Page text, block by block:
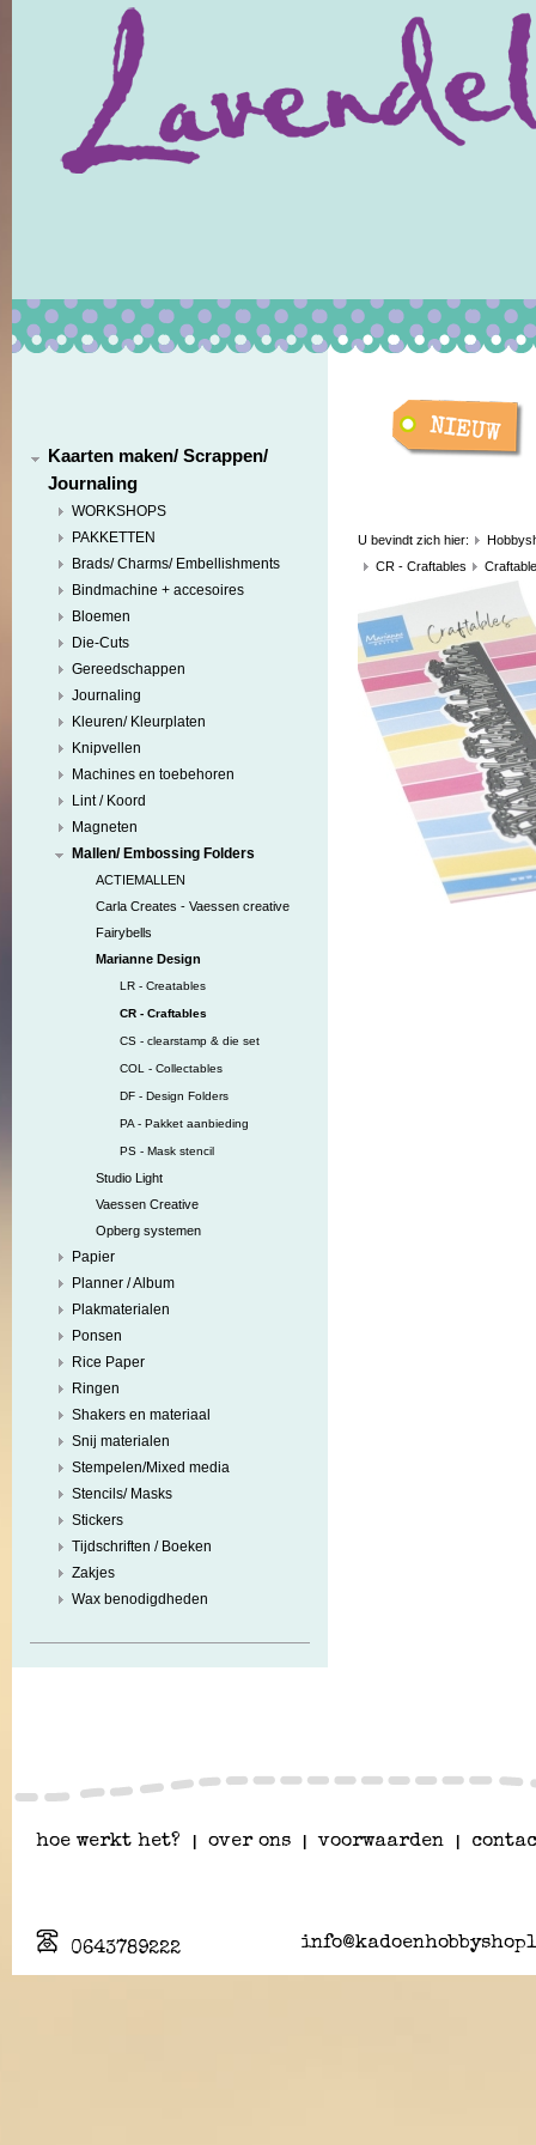
Kaarten maken/ Scrappen/
Journaling
WORKSHOPS
PAKKETTEN
Brads/ Charms/ Embellishments
Bindmachine + accesoires
Bloemen
Die-Cuts
Gereedschappen
Journaling
Kleuren/ Kleurplaten
Knipvellen
Machines en toebehoren
Lint / Koord
Magneten
Mallen/ Embossing Folders
ACTIEMALLEN
Carla Creates - Vaessen creative
Fairybells
Marianne Design
LR - Creatables
CR - Craftables
CS - clearstamp & die set
COL - Collectables
DF - Design Folders
PA - Pakket aanbieding
PS - Mask stencil
Studio Light
Vaessen Creative
Opberg systemen
Papier
Planner / Album
Plakmaterialen
Ponsen
Rice Paper
Ringen
Shakers en materiaal
Snij materialen
Stempelen/Mixed media
Stencils/ Masks
Stickers
Tijdschriften / Boeken
Zakjes
Wax benodigdheden
U bevindt zich hier:
CR - Craftables
hoe werkt het? over ons voorwaarden
0643789222